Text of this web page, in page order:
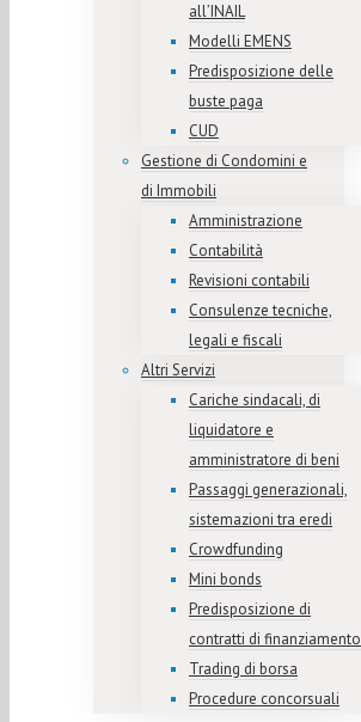
all’INAIL
Modelli EMENS
Predisposizione delle
buste paga
CUD
Gestione di Condomini e
di Immobili
Amministrazione
Contabilità
Revisioni contabili
Consulenze tecniche,
legali e fiscali
Altri Servizi
Cariche sindacali, di
liquidatore e
amministratore di beni
Passaggi generazionali,
sistemazioni tra eredi
Crowdfunding
Mini bonds
Predisposizione di
contratti di finanziamento
Trading di borsa
Procedure concorsuali